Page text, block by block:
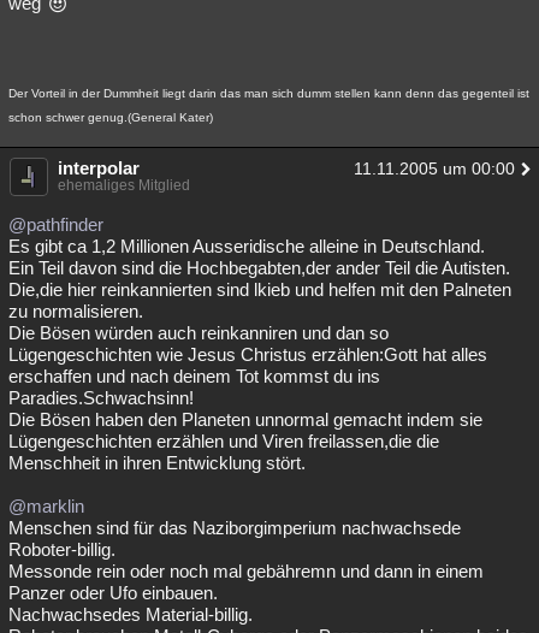
Der Vorteil in der Dummheit liegt darin das man sich dumm stellen kann denn das gegenteil ist
schon schwer genug.(General Kater)
interpolar 11.11.2005 um 00:00
ehemaliges Mitglied
@pathfinder
Es gibt ca 1,2 Millionen Ausseridische alleine in Deutschland.
Ein Teil davon sind die Hochbegabten,der ander Teil die Autisten.
Die,die hier reinkannierten sind lkieb und helfen mit den Palneten
zu normalisieren.
Die Bösen würden auch reinkanniren und dan so
Lügengeschichten wie Jesus Christus erzählen:Gott hat alles
erschaffen und nach deinem Tot kommst du ins
Paradies.Schwachsinn!
Die Bösen haben den Planeten unnormal gemacht indem sie
Lügengeschichten erzählen und Viren freilassen,die die
Menschheit in ihren Entwicklung stört.
@marklin
Menschen sind für das Naziborgimperium nachwachsede
Roboter-billig.
Messonde rein oder noch mal gebähremn und dann in einem
Panzer oder Ufo einbauen.
Nachwachsedes Material-billig.